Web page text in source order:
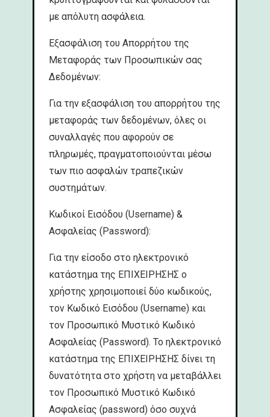
με απόλυτη ασφάλεια.
Εξασφάλιση του Απορρήτου της
Μεταφοράς των Προσωπικών σας
Δεδομένων:
Για την εξασφάλιση του απορρήτου της
μεταφοράς των δεδομένων, όλες οι
συναλλαγές που αφορούν σε
πληρωμές, πραγματοποιούνται μέσω
των πιο ασφαλών τραπεζικών
συστημάτων.
Κωδικοί Εισόδου (Username) &
Ασφαλείας (Password):
Για την είσοδο στο ηλεκτρονικό
κατάστημα της ΕΠΙΧΕΙΡΗΣΗΣ ο
χρήστης χρησιμοποιεί δύο κωδικούς,
τον Kωδικό Εισόδου (Username) και
τον Προσωπικό Μυστικό Κωδικό
Ασφαλείας (Password). Το ηλεκτρονικό
κατάστημα της ΕΠΙΧΕΙΡΗΣΗΣ δίνει τη
δυνατότητα στο χρήστη να μεταβάλλει
τον Προσωπικό Μυστικό Κωδικό
Ασφαλείας (password) όσο συχνά